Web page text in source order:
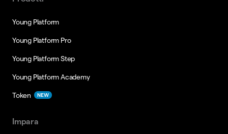
Young Platform
Young Platform Pro
Young Platform Step
Young Platform Academy
Token NEW
Impara